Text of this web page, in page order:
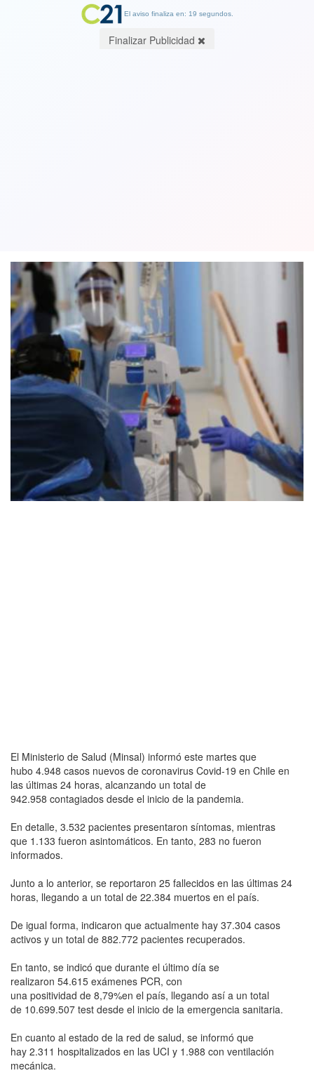
El Ministerio de Salud (Minsal) informó este martes que
hubo 4.948 casos nuevos de coronavirus Covid-19 en Chile en
las últimas 24 horas, alcanzando un total de
942.958 contagiados desde el inicio de la pandemia.
En detalle, 3.532 pacientes presentaron síntomas, mientras
que 1.133 fueron asintomáticos. En tanto, 283 no fueron
informados.
Junto a lo anterior, se reportaron 25 fallecidos en las últimas 24
horas, llegando a un total de 22.384 muertos en el país.
De igual forma, indicaron que actualmente hay 37.304 casos
activos y un total de 882.772 pacientes recuperados.
En tanto, se indicó que durante el último día se
realizaron 54.615 exámenes PCR, con
una positividad de 8,79%en el país, llegando así a un total
de 10.699.507 test desde el inicio de la emergencia sanitaria.
En cuanto al estado de la red de salud, se informó que
hay 2.311 hospitalizados en las UCI y 1.988 con ventilación
mecánica.
El aviso finaliza en: 19 segundos.
Finalizar Publicidad